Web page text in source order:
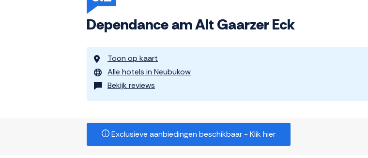
Dependance am Alt Gaarzer Eck
Toon op kaart
Alle hotels in Neubukow
Bekijk reviews
Exclusieve aanbiedingen beschikbaar - Klik hier